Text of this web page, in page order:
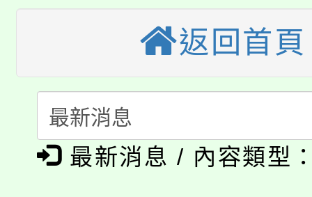
公告本校115學年度第
代理(課)教師甄選結果
公告本校115學年度第
代理(課)教師甄選結果(
轉知中國文化大學推廣
《TA101》溝通分析基
程，歡迎學生輔導中心
淨零綠生活教案入校路
會
115年食農教育專業人
返回首頁
最新消息 / 內容類型